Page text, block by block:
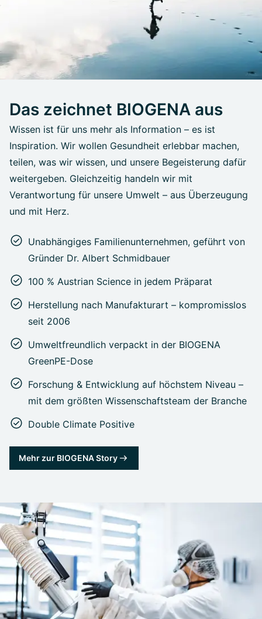
Das zeichnet BIOGENA aus
Wissen ist für uns mehr als Information – es ist
Inspiration. Wir wollen Gesundheit erlebbar machen,
teilen, was wir wissen, und unsere Begeisterung dafür
weitergeben. Gleichzeitig handeln wir mit
Verantwortung für unsere Umwelt – aus Überzeugung
und mit Herz.
Unabhängiges Familienunternehmen, geführt von
Gründer Dr. Albert Schmidbauer
100 % Austrian Science in jedem Präparat
Herstellung nach Manufakturart – kompromisslos
seit 2006
Umweltfreundlich verpackt in der BIOGENA
GreenPE-Dose
Forschung & Entwicklung auf höchstem Niveau –
mit dem größten Wissenschaftsteam der Branche
Double Climate Positive
Mehr zur BIOGENA Story